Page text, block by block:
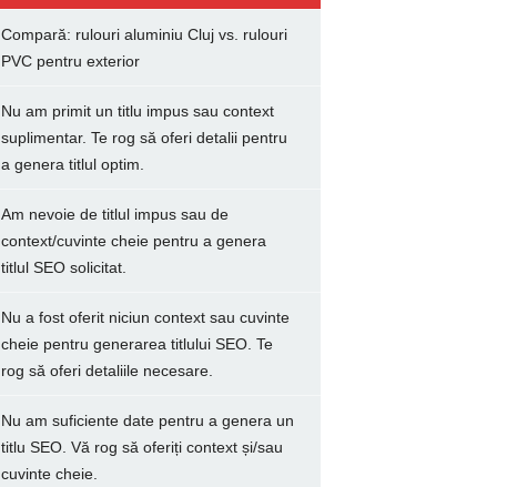
Compară: rulouri aluminiu Cluj vs. rulouri
PVC pentru exterior
Nu am primit un titlu impus sau context
suplimentar. Te rog să oferi detalii pentru
a genera titlul optim.
Am nevoie de titlul impus sau de
context/cuvinte cheie pentru a genera
titlul SEO solicitat.
Nu a fost oferit niciun context sau cuvinte
cheie pentru generarea titlului SEO. Te
rog să oferi detaliile necesare.
Nu am suficiente date pentru a genera un
titlu SEO. Vă rog să oferiți context și/sau
cuvinte cheie.